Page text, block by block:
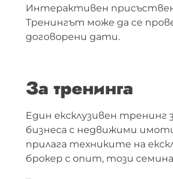
Интерактивен
Тренингът може да се
договорени дати.
За тренинга
Един ексклузивен
бизнеса с недвижими
прилага техниките на
брокер с опит, този